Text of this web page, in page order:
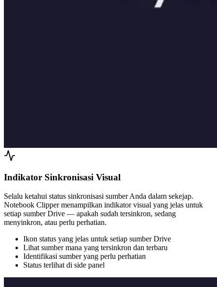
Indikator Sinkronisasi Visual
Selalu ketahui status sinkronisasi sumber Anda dalam sekejap.
Notebook Clipper menampilkan indikator visual yang jelas untuk
setiap sumber Drive — apakah sudah tersinkron, sedang
menyinkron, atau perlu perhatian.
Ikon status yang jelas untuk setiap sumber Drive
Lihat sumber mana yang tersinkron dan terbaru
Identifikasi sumber yang perlu perhatian
Status terlihat di side panel